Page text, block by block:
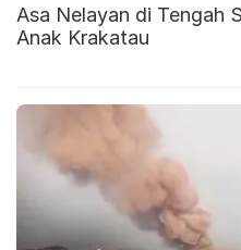
Asa Nelayan di Tengah
Anak Krakatau